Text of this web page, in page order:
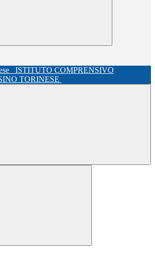
ISTITUTO COMPRENSIVO
TORINESE